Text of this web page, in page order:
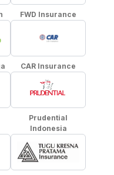
FWD Insurance
CAR Insurance
Prudential
Indonesia